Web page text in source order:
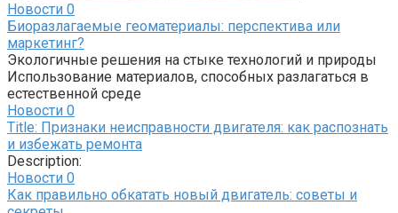
Новости 0
Биоразлагаемые геоматериалы: перспектива или
маркетинг?
Экологичные решения на стыке технологий и природы
Использование материалов, способных разлагаться в
естественной среде
Новости 0
Title: Признаки неисправности двигателя: как распознать
и избежать ремонта
Description:
Новости 0
Как правильно обкатать новый двигатель: советы и